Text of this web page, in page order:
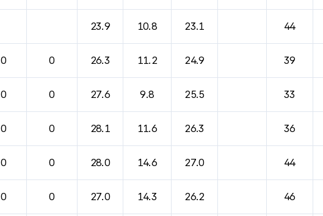
23.9 10.8 23.1 44
0 0 26.3 11.2 24.9 39
0 0 27.6 9.8 25.5 33
0 0 28.1 11.6 26.3 36
0 0 28.0 14.6 27.0 44
0 0 27.0 14.3 26.2 46